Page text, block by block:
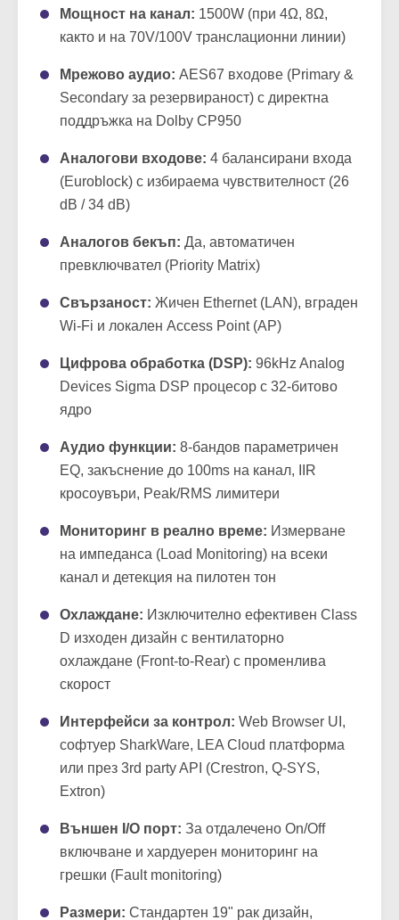
Брой канали:4
както и на 70V/100V транслационни линии)
Мрежово аудио:AES67 входове (Primary &
поддръжка на Dolby CP950
Аналогови входове:
dB / 34 dB)
превключвател (Priority Matrix)
Wi-Fi и локален Access Point (AP)
Цифрова обработка (DSP):
ядро
Аудио функции:8-бандов параметричен
кросоувъри, Peak/RMS лимитери
Мониторинг в реално време:Измерване
канал и детекция на пилотен тон
Охлаждане:Изключително ефективен Class
D изходен дизайн с вентилаторно
скорост
Интерфейси за контрол:Web Browser UI,
софтуер SharkWare, LEA Cloud платформа
Extron)
Външен I/O порт:За отдалечено On/Off